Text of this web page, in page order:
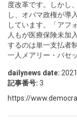
度改革です。しかし
し、オバマ政権が導
しています。「アフ
人もが医療保険未加
するのは単一支払者
一人メアリー・バセ
dailynews date:
記事番号: 3
https://